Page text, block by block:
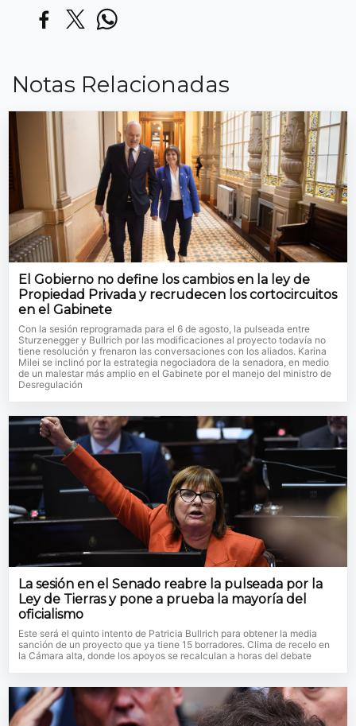
Notas Relacionadas
El Gobierno no define los cambios en la ley de
Propiedad Privada y recrudecen los cortocircuitos
en el Gabinete
Con la sesión reprogramada para el 6 de agosto, la pulseada entre
Sturzenegger y Bullrich por las modificaciones al proyecto todavía no
tiene resolución y frenaron las conversaciones con los aliados. Karina
Milei se inclinó por la estrategia negociadora de la senadora, en medio
de un malestar más amplio en el Gabinete por el manejo del ministro de
Desregulación
La sesión en el Senado reabre la pulseada por la
Ley de Tierras y pone a prueba la mayoría del
oficialismo
Este será el quinto intento de Patricia Bullrich para obtener la media
sanción de un proyecto que ya tiene 15 borradores. Clima de recelo en
la Cámara alta, donde los apoyos se recalculan a horas del debate